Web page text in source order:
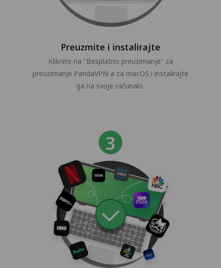
Preuzmite i instalirajte
Kliknite na "Besplatno preuzimanje" za
preuzimanje PandaVPN-a za macOS i instalirajte
ga na svoje računalo.